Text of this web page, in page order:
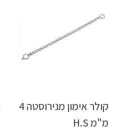
קולר אימון מנירוסטה 4
מ"מ H.S